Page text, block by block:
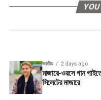
জাতীয় 2 days ago
মাজারে-ওরসে গান
সিলেটের মাজারে